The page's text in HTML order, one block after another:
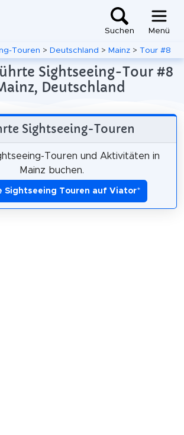
Suchen Menü
Touren > Deutschland > Mainz > Tour #8
Sightseeing-Tour #8
Deutschland
Sightseeing-Touren
Touren und Aktivitäten in
Mainz buchen.
Sightseeing Touren auf Viator*